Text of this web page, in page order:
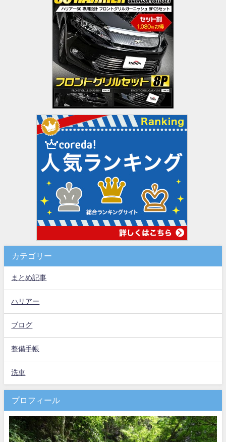
カテゴリー
まとめ記事
ハリアー
ブログ
整備手帳
洗車
プロフィール